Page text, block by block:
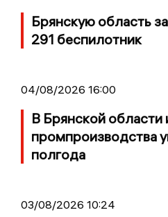
Брянскую область
291 беспилотник
04/08/2026 16:00
В Брянской области
промпроизводства
полгода
03/08/2026 10:24